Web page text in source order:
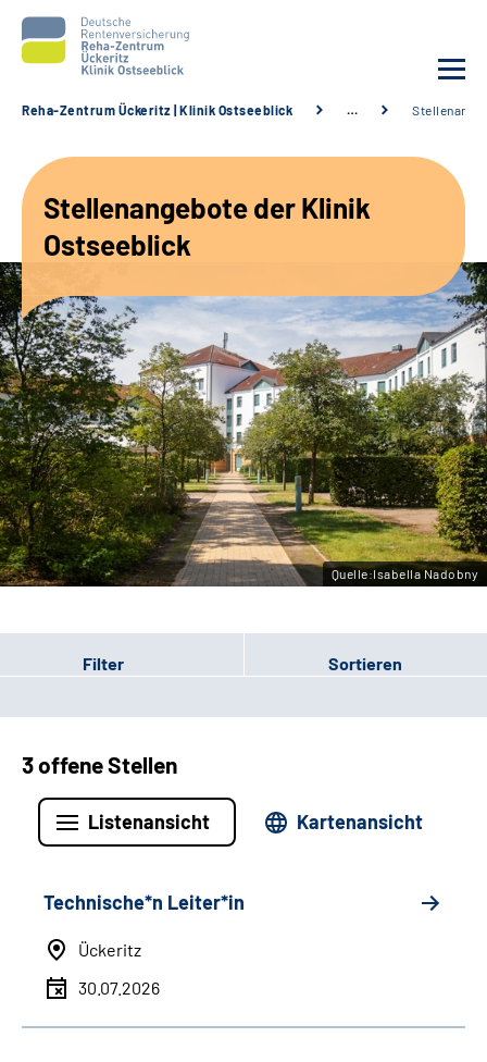
Unsere Angebote
Karriere
Sozialdienste & Zuweisende
Suche
Leichte Sprache
Gebärdensprache
Reha-Zentrum Ückeritz | Klinik Ostseeblick …
Stellenangebote der Klinik
Ostseeblick
Quelle:Isabella Nadobny
Filter Sortieren
3 offene Stellen
Listenansicht Kartenansicht
Technische*n Leiter*in
Ückeritz
30.07.2026